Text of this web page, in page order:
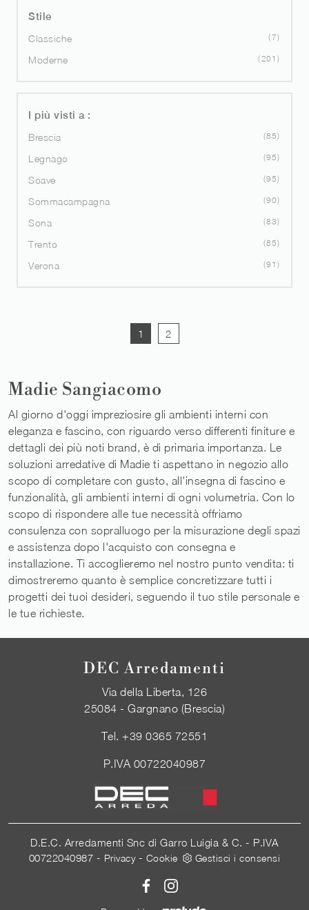
Stile
Classiche
7
Moderne 201
I più visti a :
Brescia
85
Legnago 95
Soave 95
Sommacampagna 90
Sona 83
Trento 85
Verona 91
1 2
Madie Sangiacomo
Al giorno d'oggi impreziosire gli ambienti interni con
eleganza e fascino, con riguardo verso differenti finiture e
dettagli dei più noti brand, è di primaria importanza. Le
soluzioni arredative di Madie ti aspettano in negozio allo
scopo di completare con gusto, all'insegna di fascino e
funzionalità, gli ambienti interni di ogni volumetria. Con lo
scopo di rispondere alle tue necessità offriamo
consulenza con sopralluogo per la misurazione degli spazi
e assistenza dopo l'acquisto con consegna e
installazione. Ti accoglieremo nel nostro punto vendita: ti
dimostreremo quanto è semplice concretizzare tutti i
progetti dei tuoi desideri, seguendo il tuo stile personale e
le tue richieste.
DEC Arredamenti
Via della Liberta, 126
25084 - Gargnano (Brescia)
Tel.+39 0365 72551
P.IVA 00722040987
D.E.C. Arredamenti Snc di Garro Luigia & C. - P.IVA
00722040987 - Privacy- Cookie Gestisci i consensi